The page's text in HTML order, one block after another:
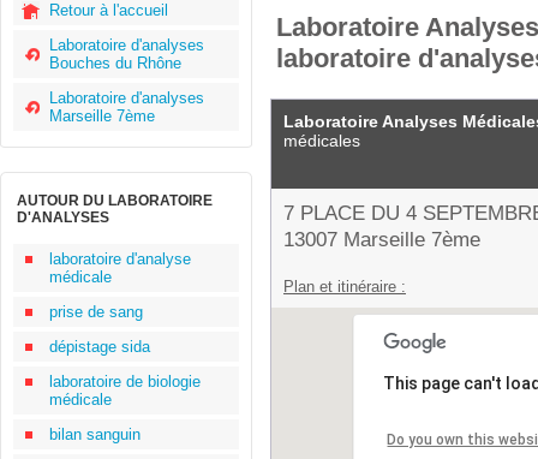
Retour à l'accueil
Laboratoire d'analyses
Bouches du Rhône
Laboratoire d'analyses
Marseille 7ème
AUTOUR DU LABORATOIRE
D'ANALYSES
laboratoire d'analyse
médicale
prise de sang
dépistage sida
laboratoire de biologie
médicale
bilan sanguin
Laboratoire
laboratoire
Laboratoire Analyses
médicales
7 PLACE DU 4
13007 Marseille 7ème
Plan et itinéraire :
This page can't
Do you own this